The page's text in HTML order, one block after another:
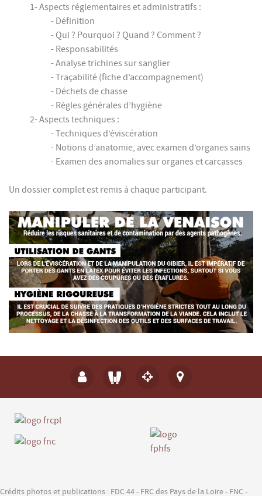
1- Aspects réglementaires et administratifs :
- Définition
- Qui ? Pourquoi ? Quand ? Comment ?
- Responsabilités
- Analyse trichines sur sanglier
- Traçabilité (fiche d’accompagnement)
- Déchets de chasse
- Règles générales d’hygiène
2- Aspects techniques :
- Techniques d’éviscération
- Notions d’anatomie, avec examen d’organes sains
- Examen des anomalies sur organes et carcasses
Un dossier complet est remis à chaque participant.
Crédits photos et publications : FDC 44 - FRC des Pays de la Loire - FNC -